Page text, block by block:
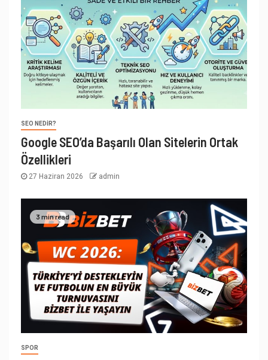
SEO NEDIR?
Google SEO’da Başarılı Olan Sitelerin Ortak
Özellikleri
27 Haziran 2026 admin
3 min read
SPOR